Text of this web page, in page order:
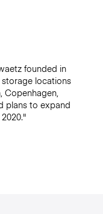
founded in
storage locations
Copenhagen,
plans to expand